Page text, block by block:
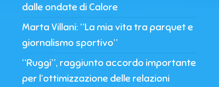
dalle ondate di Calore
Marta Villani: “La mia vita tra parquet e
giornalismo sportivo”
“Ruggi”, raggiunto accordo importante
per l’ottimizzazione delle relazioni